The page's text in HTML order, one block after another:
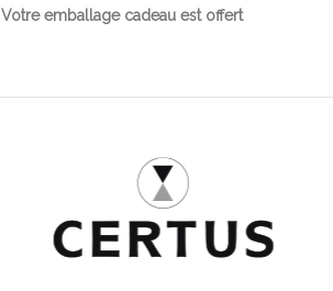
Votre emballage cadeau est offert